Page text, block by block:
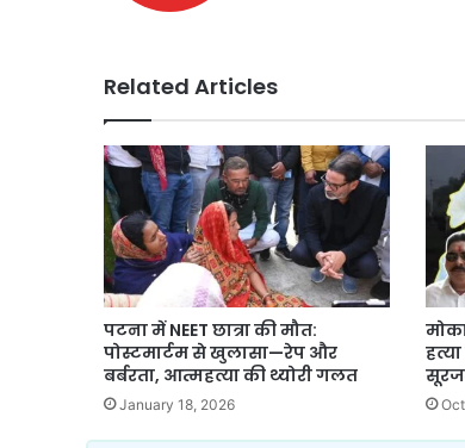
Related Articles
पटना में NEET छात्रा की मौत:
पोस्टमार्टम से खुलासा—रेप और
बर्बरता, आत्महत्या की थ्योरी गलत
January 18, 2026